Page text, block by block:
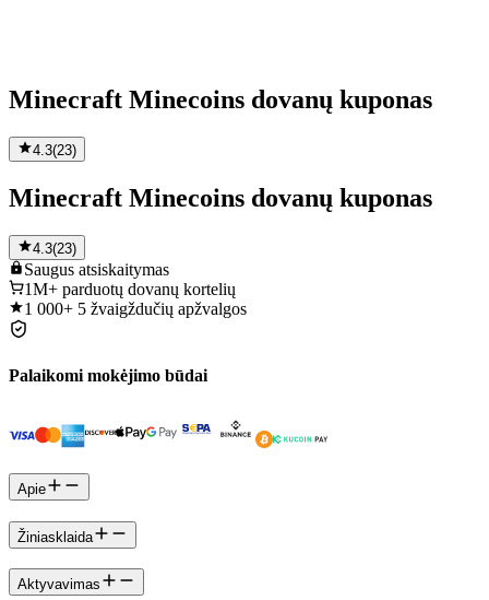
Minecraft Minecoins dovanų kuponas
4.3(23)
Minecraft Minecoins dovanų kuponas
4.3(23)
Saugus atsiskaitymas
1M+ parduotų dovanų kortelių
1 000+ 5 žvaigždučių apžvalgos
Palaikomi mokėjimo būdai
Apie
Žiniasklaida
Aktyvavimas